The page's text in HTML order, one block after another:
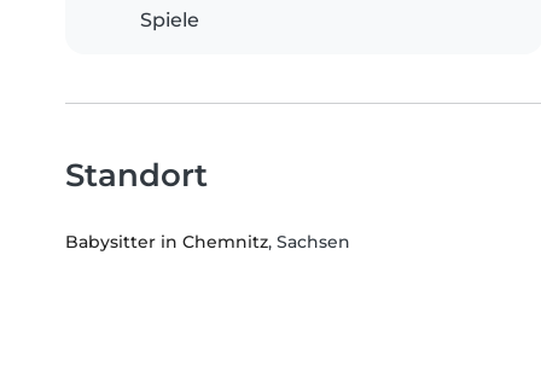
Spiele
Standort
Babysitter in Chemnitz, Sachsen